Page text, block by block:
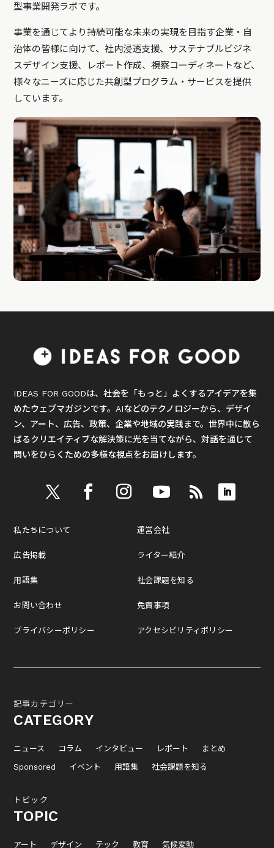
型事業開発ラボです。
事業を通じてより持続可能な未来の実現を目指す企業・自
治体の皆様に向けて、社内浸透支援、サステナブルビジネ
スデザイン支援、レポート作成、視察コーディネートなど、
様々なニーズに応じた共創型プログラム・サービスを提供
しています。
IDEAS FOR GOODは、社会を「もっと」よくするアイデアを集
めたウェブマガジンです。AIなどのテクノロジーから、デザイ
ン、アート、広告、政策、企業や地域の実践まで。世界中に散ら
ばるクリエイティブな解決策に光を当てながら、対話を通じて
問いをひらくための多様な視点をお届けします。
私たちについて
広告掲載
用語集
お問い合わせ
プライバシーポリシー
運営会社
ライター紹介
社会課題を知る
免責事項
アクセシビリティポリシー
記事カテゴリー
CATEGORY
ニュース コラム インタビュー レポート
まとめ
Sponsored
イベント 用語集 社会課題を知る
トピック
TOPIC
アート デザイン テック 教育 気候変動